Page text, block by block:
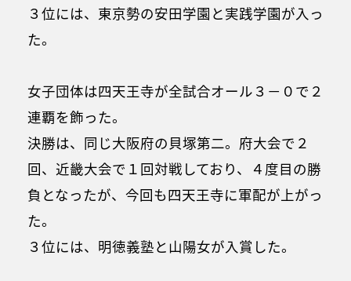
３位には、東京勢の安田学園と実践学園が入っ
た。
女子団体は四天王寺が全試合オール３－０で２
連覇を飾った。
決勝は、同じ大阪府の貝塚第二。府大会で２
回、近畿大会で１回対戦しており、４度目の勝
負となったが、今回も四天王寺に軍配が上がっ
た。
３位には、明徳義塾と山陽女が入賞した。